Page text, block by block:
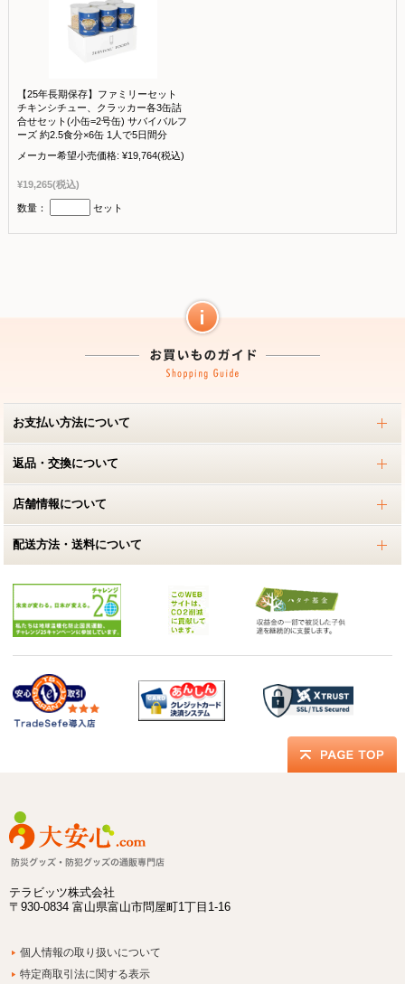
【25年長期保存】ファミリーセット
チキンシチュー、クラッカー各3缶詰
合せセット(小缶=2号缶) サバイバルフ
ーズ 約2.5食分×6缶 1人で5日間分
メーカー希望小売価格: ¥19,764(税込)
¥19,265(税込)
数量： セット
お支払い方法について
返品・交換について
店舗情報について
配送方法・送料について
テラビッツ株式会社
〒930-0834 富山県富山市問屋町1丁目1-16
個人情報の取り扱いについて
特定商取引法に関する表示